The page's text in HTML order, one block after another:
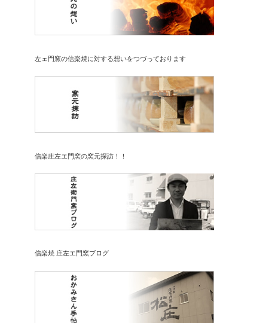
左ェ門窯の信楽焼に対する想いをつづっております
信楽庄左エ門窯の窯元探訪！！
信楽焼 庄左エ門窯ブログ